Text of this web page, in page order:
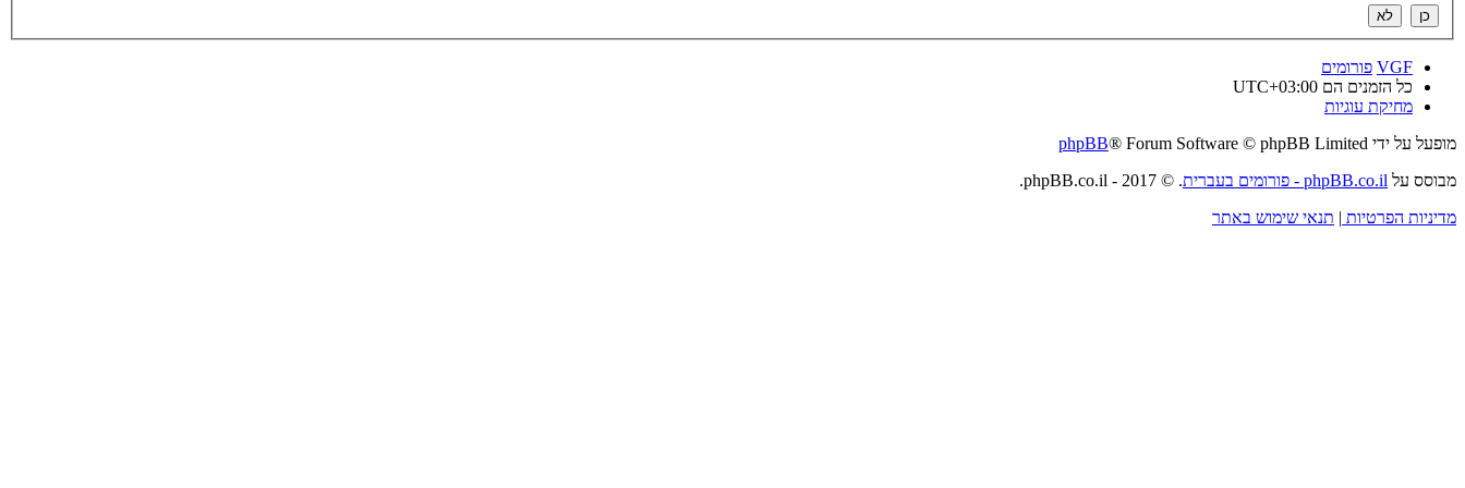
VGF פורומים
כל הזמנים הם UTC+03:00
מחיקת עוגיות
מופעל על ידי
phpBB® Forum Software © phpBB Limited
מבוסס על phpBB.co.il - פורומים בעברית
. © 2017 - phpBB.co.il.
מדיניות הפרטיות | תנאי שימוש באתר